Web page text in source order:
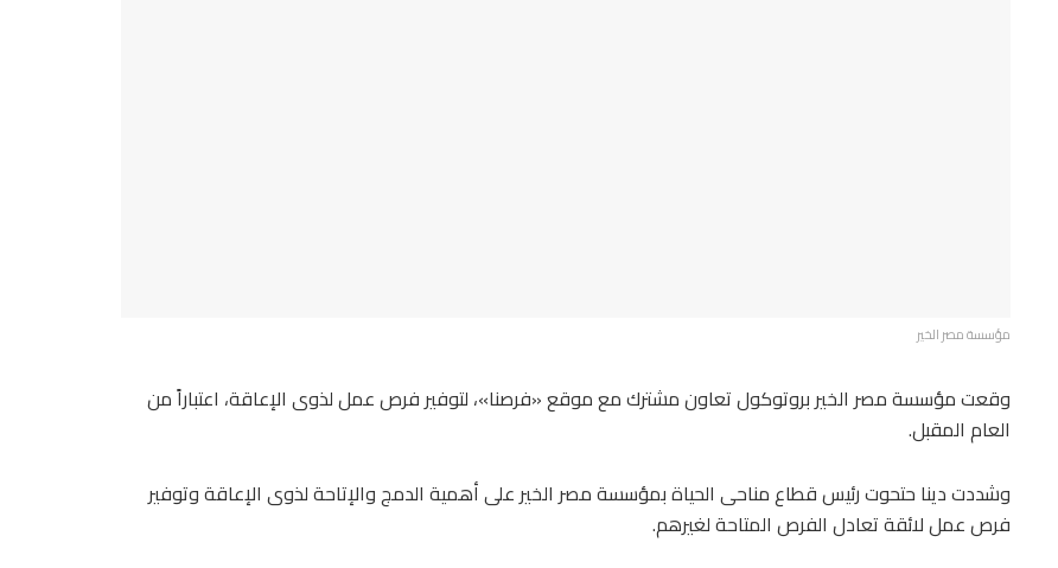
مؤسسة مصر الخير
وقعت مؤسسة مصر الخير بروتوكول تعاون مشترك مع موقع «فرصنا»، لتوفير فرص عمل لذوى الإعاقة، اعتباراً من
العام المقبل.
وشددت دينا حتحوت رئيس قطاع مناحى الحياة بمؤسسة مصر الخير على أهمية الدمج والإتاحة لذوى الإعاقة وتوفير
فرص عمل لائقة تعادل الفرص المتاحة لغيرهم.